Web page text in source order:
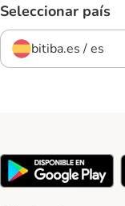
Seleccionar país
bitiba.es / es